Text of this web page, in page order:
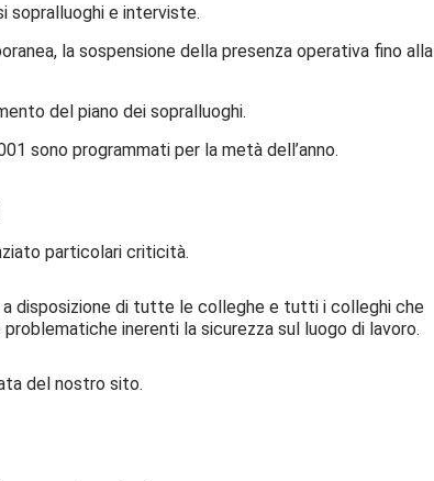
sopralluoghi e interviste.
la sospensione della presenza operativa fino alla
del piano dei sopralluoghi.
sono programmati per la metà dell’anno.
particolari criticità.
disposizione di tutte le colleghe e tutti i colleghi che
inerenti la sicurezza sul luogo di lavoro.
del nostro sito.